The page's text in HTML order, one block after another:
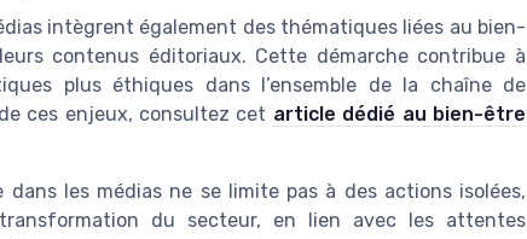
intègrent également des thématiques liées au bien-
contenus éditoriaux. Cette démarche contribue à
plus éthiques dans l’ensemble de la chaîne de
ces enjeux, consultez cet article dédié au bien-être
les médias ne se limite pas à des actions isolées,
du secteur, en lien avec les attentes